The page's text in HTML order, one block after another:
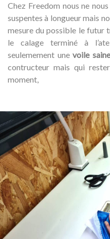
Chez Freedom nous ne
suspentes à longueur mais
mesure du possible le futur
le calage terminé à
seulemement unevoile
contructeur mais qui
moment,